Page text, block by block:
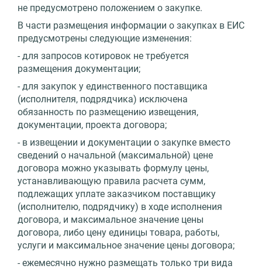
не предусмотрено положением о закупке.
В части размещения информации о закупках в ЕИС
предусмотрены следующие изменения:
- для запросов котировок не требуется
размещения документации;
- для закупок у единственного поставщика
(исполнителя, подрядчика) исключена
обязанность по размещению извещения,
документации, проекта договора;
- в извещении и документации о закупке вместо
сведений о начальной (максимальной) цене
договора можно указывать формулу цены,
устанавливающую правила расчета сумм,
подлежащих уплате заказчиком поставщику
(исполнителю, подрядчику) в ходе исполнения
договора, и максимальное значение цены
договора, либо цену единицы товара, работы,
услуги и максимальное значение цены договора;
- ежемесячно нужно размещать только три вида